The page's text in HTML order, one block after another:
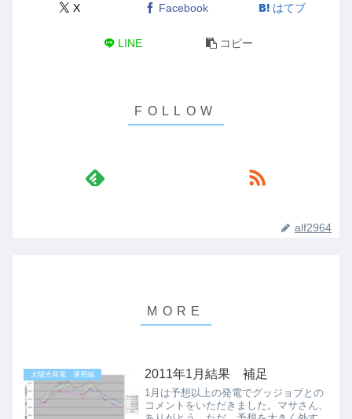
X Facebook はてブ
LINE コピー
alf2964
太陽光発電 運用編 2011年1月結果 補足
1月は予想以上の発電でグッジョブとの
コメントをいただきました。マサさん、